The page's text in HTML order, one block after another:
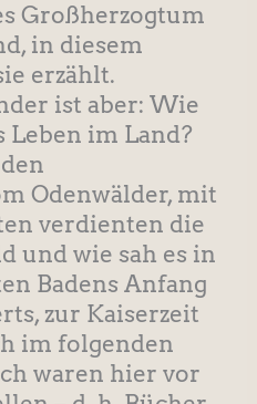
Großherzogtum
in diesem
erzählt.
ist aber: Wie
Leben im Land?
Odenwälder, mit
verdienten die
und wie sah es in
Badens Anfang
zur Kaiserzeit
im folgenden
waren hier vor